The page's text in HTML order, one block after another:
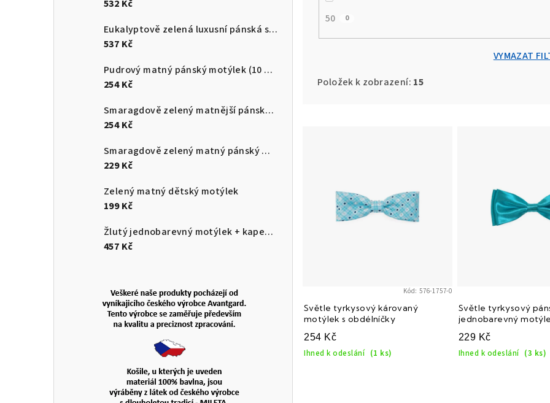
532 Kč
Eukalyptově zelená luxusní pánská slim kravata s pruhovanou strukturou
537 Kč
Pudrový matný pánský motýlek (10 cm)
254 Kč
Smaragdově zelený matnější pánský motýlek
254 Kč
Smaragdově zelený matný pánský motýlek
229 Kč
Zelený matný dětský motýlek
199 Kč
Žlutý jednobarevný motýlek + kapesníček do saka
457 Kč
50 0
VYMAZAT
Položek k zobrazení: 15
d
u
Světle tyrkysový károvaný
motýlek s obdélníčky
254 Kč
Ihned k odeslání (1 ks)
Kód: 576-1757-0
Světle tyrkysový
jednobarevný
229 Kč
Ihned k odeslání (3 ks)